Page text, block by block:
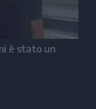
è stato un